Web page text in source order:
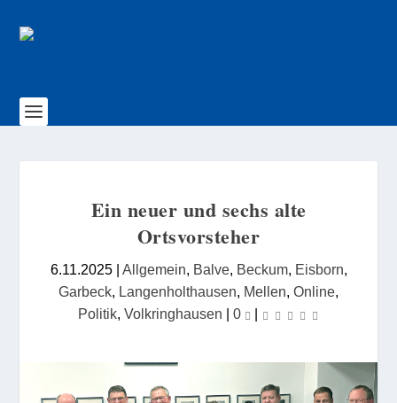
Ein neuer und sechs alte
Ortsvorsteher
6.11.2025| Allgemein, Balve, Beckum, Eisborn,
Garbeck, Langenholthausen, Mellen, Online,
Politik, Volkringhausen | 0 |